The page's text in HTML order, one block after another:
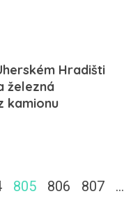
Hradišti
železná
kamionu
805 806 807 …